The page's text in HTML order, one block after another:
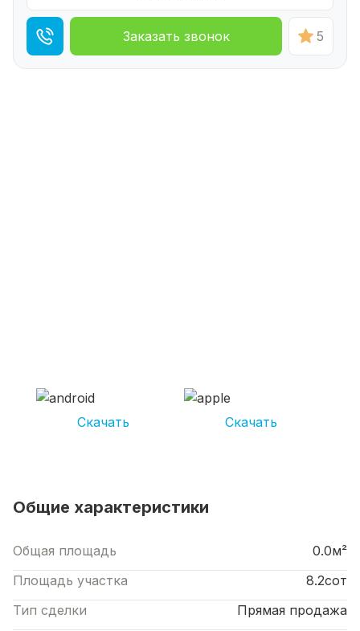
Заказать звонок 5
Скачать Скачать
Общие характеристики
Общая площадь
0.0м²
Площадь участка
8.2сот
Тип сделки
Прямая продажа